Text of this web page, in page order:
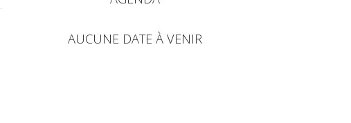
AUCUNE DATE À VENIR